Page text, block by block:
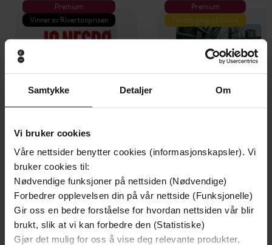
Samtykke Detaljer Om
Vi bruker cookies
Våre nettsider benytter cookies (informasjonskapsler). Vi
bruker cookies til:
Nødvendige funksjoner på nettsiden (Nødvendige)
Forbedrer opplevelsen din på vår nettside (Funksjonelle)
Gir oss en bedre forståelse for hvordan nettsiden vår blir
brukt, slik at vi kan forbedre den (Statistiske)
Gjør det mulig for oss å vise deg relevante produkter,
Premium
Vinner av Rivertonprisen
199,-
Minnesota
Jo Nesbø
EBOK
Premium
Første gang på tilbud
349,-
Utskudd
Jørn Lier Horst
EBOK